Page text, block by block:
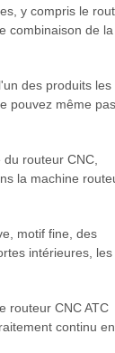
y compris le
combinaison de
des produits les
pouvez même pas
routeur CNC,
la machine
motif fine, des
intérieures, les
routeur CNC ATC
continu